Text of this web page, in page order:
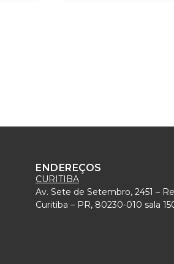
ENDEREÇOS
CURITIBA
Av. Sete de Setembro, 2451 –
Curitiba – PR, 80230-010 sala